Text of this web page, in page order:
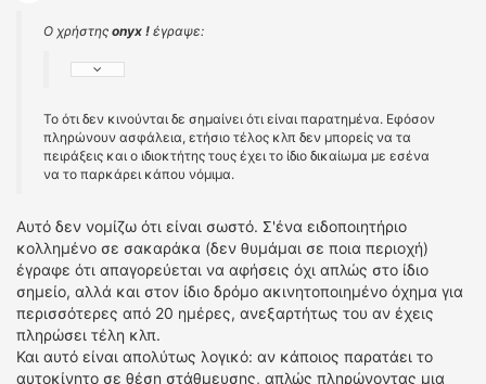
Ο χρήστης onyx ! έγραψε:
To ότι δεν κινούνται δε σημαίνει ότι είναι παρατημένα. Εφόσον
πληρώνουν ασφάλεια, ετήσιο τέλος κλπ δεν μπορείς να τα
πειράξεις και ο ιδιοκτήτης τους έχει το ίδιο δικαίωμα με εσένα
να το παρκάρει κάπου νόμιμα.
Αυτό δεν νομίζω ότι είναι σωστό. Σ'ένα ειδοποιητήριο
κολλημένο σε σακαράκα (δεν θυμάμαι σε ποια περιοχή)
έγραφε ότι απαγορεύεται να αφήσεις όχι απλώς στο ίδιο
σημείο, αλλά και στον ίδιο δρόμο ακινητοποιημένο όχημα για
περισσότερες από 20 ημέρες, ανεξαρτήτως του αν έχεις
πληρώσει τέλη κλπ.
Και αυτό είναι απολύτως λογικό: αν κάποιος παρατάει το
αυτοκίνητο σε θέση στάθμευσης, απλώς πληρώνοντας μια